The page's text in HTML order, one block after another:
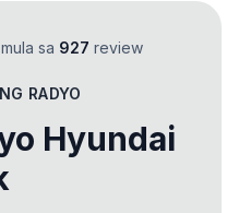
sa 927 review
RADYO
Hyundai